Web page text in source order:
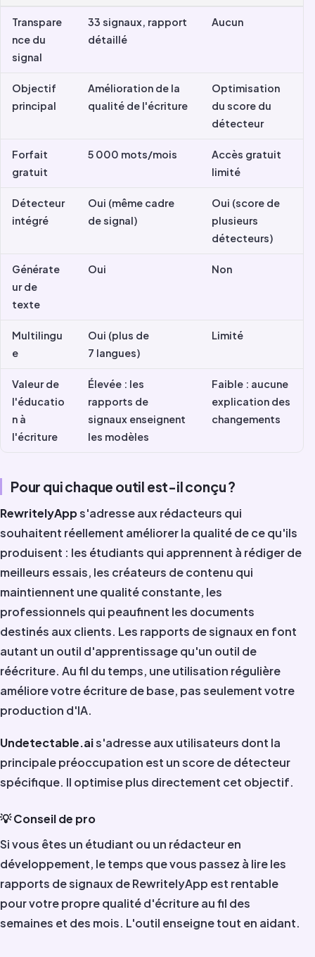
Transpare
nce du
signal
33 signaux, rapport
détaillé
Aucun
Objectif
principal
Amélioration de la
qualité de l'écriture
Optimisation
du score du
détecteur
Forfait
gratuit
5 000 mots/mois
Accès gratuit
limité
Détecteur
intégré
Oui (même cadre
de signal)
Oui (score de
plusieurs
détecteurs)
Générate
ur de
texte
Oui Non
Multilingu
e
Oui (plus de
7 langues)
Limité
Valeur de
l'éducatio
n à
l'écriture
Élevée : les
rapports de
signaux enseignent
les modèles
Faible : aucune
explication des
changements
Pour qui chaque outil est-il conçu ?
RewritelyApps'adresse aux rédacteurs qui
souhaitent réellement améliorer la qualité de ce qu'ils
produisent : les étudiants qui apprennent à rédiger de
meilleurs essais, les créateurs de contenu qui
maintiennent une qualité constante, les
professionnels qui peaufinent les documents
destinés aux clients. Les rapports de signaux en font
autant un outil d'apprentissage qu'un outil de
réécriture. Au fil du temps, une utilisation régulière
améliore votre écriture de base, pas seulement votre
production d'IA.
Undetectable.ais'adresse aux utilisateurs dont la
principale préoccupation est un score de détecteur
spécifique. Il optimise plus directement cet objectif.
💡 Conseil de pro
Si vous êtes un étudiant ou un rédacteur en
développement, le temps que vous passez à lire les
rapports de signaux de RewritelyApp est rentable
pour votre propre qualité d'écriture au fil des
semaines et des mois. L'outil enseigne tout en aidant.